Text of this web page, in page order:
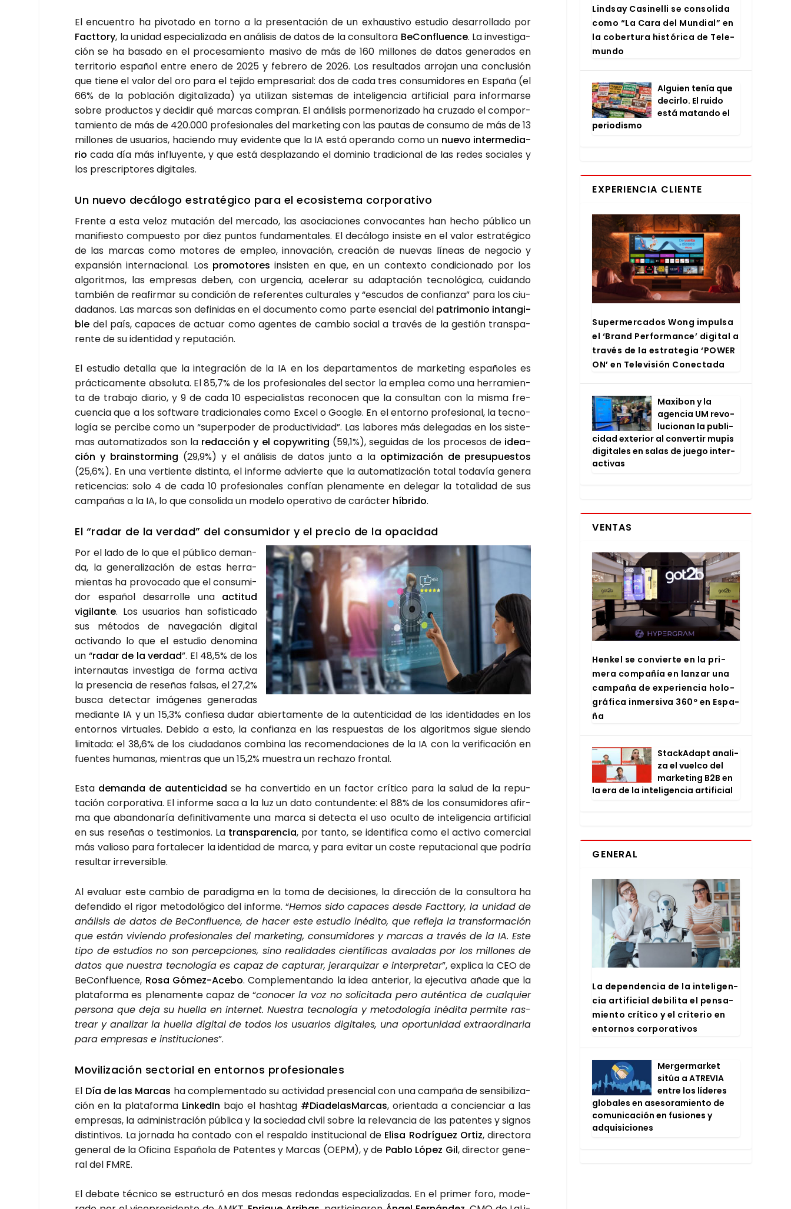
El encuen­tro ha pivo­ta­do en torno a la pre­sen­ta­ción de un exhaus­ti­vo estu­dio desa­rro­lla­do por
Fact­tory, la uni­dad espe­cia­li­za­da en aná­li­sis de datos de la con­sul­to­ra BeCon­fluen­ce. La inves­ti­ga­
ción se ha basa­do en el pro­ce­sa­mien­to masi­vo de más de 160 millo­nes de datos gene­ra­dos en
terri­to­rio espa­ñol entre enero de 2025 y febre­ro de 2026. Los resul­ta­dos arro­jan una con­clu­sión
que tie­ne el valor del oro para el teji­do empre­sa­rial: dos de cada tres con­su­mi­do­res en Espa­ña (el
66% de la pobla­ción digi­ta­li­za­da) ya uti­li­zan sis­te­mas de inte­li­gen­cia arti­fi­cial para infor­mar­se
sobre pro­duc­tos y deci­dir qué mar­cas com­pran. El aná­li­sis por­me­no­ri­za­do ha cru­za­do el com­por­
ta­mien­to de más de 420.000 pro­fe­sio­na­les del mar­ke­ting con las pau­tas de con­su­mo de más de 13
millo­nes de usua­rios, hacien­do muy evi­den­te que la IA está ope­ran­do como un nue­vo inter­me­dia­
rio cada día más influ­yen­te, y que está des­pla­zan­do el domi­nio tra­di­cio­nal de las redes socia­les y
los pres­crip­to­res digi­ta­les.
Un nue­vo decá­lo­go estra­té­gi­co para el eco­sis­te­ma cor­po­ra­ti­vo
Fren­te a esta veloz muta­ción del mer­ca­do, las aso­cia­cio­nes con­vo­can­tes han hecho públi­co un
mani­fies­to com­pues­to por diez pun­tos fun­da­men­ta­les. El decá­lo­go insis­te en el valor estra­té­gi­co
de las mar­cas como moto­res de empleo, inno­va­ción, crea­ción de nue­vas líneas de nego­cio y
expan­sión inter­na­cio­nal. Los pro­mo­to­res insis­ten en que, en un con­tex­to con­di­cio­na­do por los
algo­rit­mos, las empre­sas deben, con urgen­cia, ace­le­rar su adap­ta­ción tec­no­ló­gi­ca, cui­dan­do
tam­bién de reafir­mar su con­di­ción de refe­ren­tes cul­tu­ra­les y “escu­dos de con­fian­za” para los ciu­
da­da­nos. Las mar­cas son defi­ni­das en el docu­men­to como par­te esen­cial del patri­mo­nio intan­gi­
ble del país, capa­ces de actuar como agen­tes de cam­bio social a tra­vés de la ges­tión trans­pa­
ren­te de su iden­ti­dad y repu­tación.
El estu­dio deta­lla que la inte­gra­ción de la IA en los depar­ta­men­tos de mar­ke­ting espa­ño­les es
prác­ti­ca­men­te abso­lu­ta. El 85,7% de los pro­fe­sio­na­les del sec­tor la emplea como una herra­mien­
ta de tra­ba­jo dia­rio, y 9 de cada 10 espe­cia­lis­tas reco­no­cen que la con­sul­tan con la mis­ma fre­
cuen­cia que a los soft­wa­re tra­di­cio­na­les como Excel o Goo­gle. En el entorno pro­fe­sio­nal, la tec­no­
lo­gía se per­ci­be como un “super­po­der de pro­duc­ti­vi­dad”. Las labo­res más dele­ga­das en los sis­te­
mas auto­ma­ti­za­dos son laredac­ción y el copyw­ri­ting (59,1%), segui­das de los pro­ce­sos de idea­
ción y brains­tor­ming (29,9%) y el aná­li­sis de datos jun­to a la opti­mi­za­ción de pre­su­pues­tos
(25,6%). En una ver­tien­te dis­tin­ta, el infor­me advier­te que la auto­ma­ti­za­ción total toda­vía gene­ra
reti­cen­cias: solo 4 de cada 10 pro­fe­sio­na­les con­fían ple­na­men­te en dele­gar la tota­li­dad de sus
cam­pa­ñas a la IA, lo que con­so­li­da un mode­lo ope­ra­ti­vo de carác­ter híbri­do.
El “radar de la ver­dad” del con­su­mi­dor y el pre­cio de la opa­ci­dad
Por el lado de lo que el públi­co deman­
da, la gene­ra­li­za­ción de estas herra­
mien­tas ha pro­vo­ca­do que el con­su­mi­
dor espa­ñol desa­rro­lle una acti­tud
vigi­lan­te. Los usua­rios han sofis­ti­ca­do
sus méto­dos de nave­ga­ción digi­tal
acti­van­do lo que el estu­dio deno­mi­na
un “radar de la ver­dad”. El 48,5% de los
inter­nau­tas inves­ti­ga de for­ma acti­va
la pre­sen­cia de rese­ñas fal­sas, el 27,2%
bus­ca detec­tar imá­ge­nes gene­ra­das
median­te IA y un 15,3% con­fie­sa dudar abier­ta­men­te de la auten­ti­ci­dad de las iden­ti­da­des en los
entor­nos vir­tua­les. Debi­do a esto, la con­fian­za en las res­pues­tas de los algo­rit­mos sigue sien­do
limi­ta­da: el 38,6% de los ciu­da­da­nos com­bi­na las reco­men­da­cio­nes de la IA con la veri­fi­ca­ción en
fuen­tes huma­nas, mien­tras que un 15,2% mues­tra un recha­zo fron­tal.
Esta deman­da de auten­ti­ci­dad se ha con­ver­ti­do en un fac­tor crí­ti­co para la salud de la repu­
tación cor­po­ra­ti­va. El infor­me saca a la luz un dato con­tun­den­te: el 88% de los con­su­mi­do­res afir­
ma que aban­do­na­ría defi­ni­ti­va­men­te una mar­ca si detec­ta el uso ocul­to de inte­li­gen­cia arti­fi­cial
en sus rese­ñas o tes­ti­mo­nios. La trans­pa­ren­cia, por tan­to, se iden­ti­fi­ca como el acti­vo comer­cial
más valio­so para for­ta­le­cer la iden­ti­dad de mar­ca, y para evi­tar un cos­te repu­tacio­nal que podría
resul­tar irre­ver­si­ble.
Al eva­luar este cam­bio de para­dig­ma en la toma de deci­sio­nes, la direc­ción de la con­sul­to­ra ha
defen­di­do el rigor meto­do­ló­gi­co del infor­me. “Hemos sido capa­ces des­de Fact­tory, la uni­dad de
aná­li­sis de datos de BeCon­fluen­ce, de hacer este estu­dio iné­di­to, que refle­ja la trans­for­ma­ción
que están vivien­do pro­fe­sio­na­les del mar­ke­ting, con­su­mi­do­res y mar­cas a tra­vés de la IA. Este
tipo de estu­dios no son per­cep­cio­nes, sino reali­da­des cien­tí­fi­cas ava­la­das por los millo­nes de
datos que nues­tra tec­no­lo­gía es capaz de cap­tu­rar, jerar­qui­zar e inter­pre­tar”, expli­ca la CEO de
BeCon­fluen­ce, Rosa Gómez-Ace­bo. Com­ple­men­tan­do la idea ante­rior, la eje­cu­ti­va aña­de que la
pla­ta­for­ma es ple­na­men­te capaz de “cono­cer la voz no soli­ci­ta­da pero autén­ti­ca de cual­quier
per­so­na que deja su hue­lla en inter­net. Nues­tra tec­no­lo­gía y meto­do­lo­gía iné­di­ta per­mi­te ras­
trear y ana­li­zar la hue­lla digi­tal de todos los usua­rios digi­ta­les, una opor­tu­ni­dad extra­or­di­na­ria
para empre­sas e ins­ti­tu­cio­nes”.
Movi­li­za­ción sec­to­rial en entor­nos pro­fe­sio­na­les
El Día de las Mar­cas ha com­ple­men­ta­do su acti­vi­dad pre­sen­cial con una cam­pa­ña de sen­si­bi­li­za­
ción en la pla­ta­for­ma Lin­ke­dIn bajo el hash­tag #Dia­de­las­Mar­cas, orien­ta­da a con­cien­ciar a las
empre­sas, la admi­nis­tra­ción públi­ca y la socie­dad civil sobre la rele­van­cia de las paten­tes y sig­nos
dis­tin­ti­vos. La jor­na­da ha con­ta­do con el res­pal­do ins­ti­tu­cio­nal de Eli­sa Rodrí­guez Ortiz, direc­to­ra
gene­ral de la Ofi­ci­na Espa­ño­la de Paten­tes y Mar­cas (OEPM), y de Pablo López Gil, direc­tor gene­
ral del FMRE.
El deba­te téc­ni­co se estruc­tu­ró en dos mesas redon­das espe­cia­li­za­das. En el pri­mer foro, mode­
Lind­say Casi­ne­lli se con­so­li­da
como “La Cara del Mun­dial” en
la cober­tu­ra his­tó­ri­ca de Tele­
mun­do
Alguien tenía que
decir­lo. El rui­do
está matan­do el
perio­dis­mo
EXPERIENCIA CLIENTE
Super­mer­ca­dos Wong impul­sa
el ‘Brand Per­for­man­ce’ digi­tal a
tra­vés de la estra­te­gia ‘POWER
ON’ en Tele­vi­sión Conec­ta­da
Maxi­bon y la
agen­cia UM revo­
lu­cio­nan la publi­
ci­dad exte­rior al con­ver­tir mupis
digi­ta­les en salas de jue­go inter­
ac­ti­vas
VENTAS
Hen­kel se con­vier­te en la pri­
me­ra com­pa­ñía en lan­zar una
cam­pa­ña de expe­rien­cia holo­
grá­fi­ca inmer­si­va 360º en Espa­
ña
Stac­kA­dapt ana­li­
za el vuel­co del
mar­ke­ting B2B en
la era de la inte­li­gen­cia arti­fi­cial
GENERAL
La depen­den­cia de la inte­li­gen­
cia arti­fi­cial debi­li­ta el pen­sa­
mien­to crí­ti­co y el cri­te­rio en
entor­nos cor­po­ra­ti­vos
Mer­ger­mar­ket
sitúa a ATRE­VIA
entre los líde­res
glo­ba­les en ase­so­ra­mien­to de
comu­ni­ca­ción en fusio­nes y
adqui­si­cio­nes